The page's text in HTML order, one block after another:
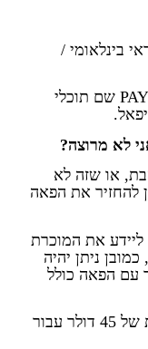
בינלאומי /
ההמלצה שלנו לשלם דרך חברת PAYPAL שם תוכלי
לא מרוצה?
או שזה לא
להחזיר את הפאה
את המוכרת
ניתן יהיה
עם הפאה כולל
יש לדעת שהחזרת הפאה תהיה בעלות של 45 דולר עבור